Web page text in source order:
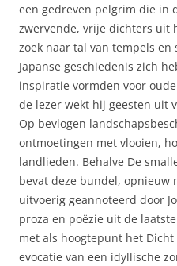
een gedreven pelgrim die in
zwervende, vrije dichters uit
zoek naar tal van tempels
Japanse geschiedenis zich
inspiratie vormden voor
de lezer wekt hij geesten uit
Op bevlogen
ontmoetingen met vlooien,
landlieden. Behalve De
bevat deze bundel, opnieuw
uitvoerig geannoteerd door
proza en poëzie uit de
met als hoogtepunt het
evocatie van een idyllische